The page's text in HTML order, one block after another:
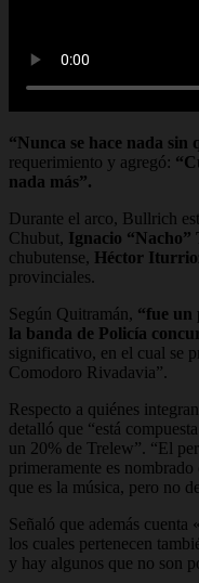
“Nunca se hace nada sin
requerimiento y agregó:
nada más”.
Durante el arco, Bullrich
Chubut, Ignacio “Nacho”
chubutense, Héctor
provinciales.
Según Quitramán, “fue un
la banda de Policía
significativo, en el cual se
Comodoro Rivadavia”.
Respecto a quiénes
detalló que “está
un 20% de Trelew”. “El
primeramente es
que es la música, pero no
Señaló que además cuenta
los cuales pertenecen
y hay algunos que no son